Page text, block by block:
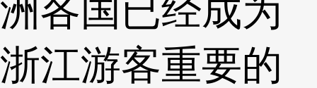
洲各国已经成为
浙江游客重要的